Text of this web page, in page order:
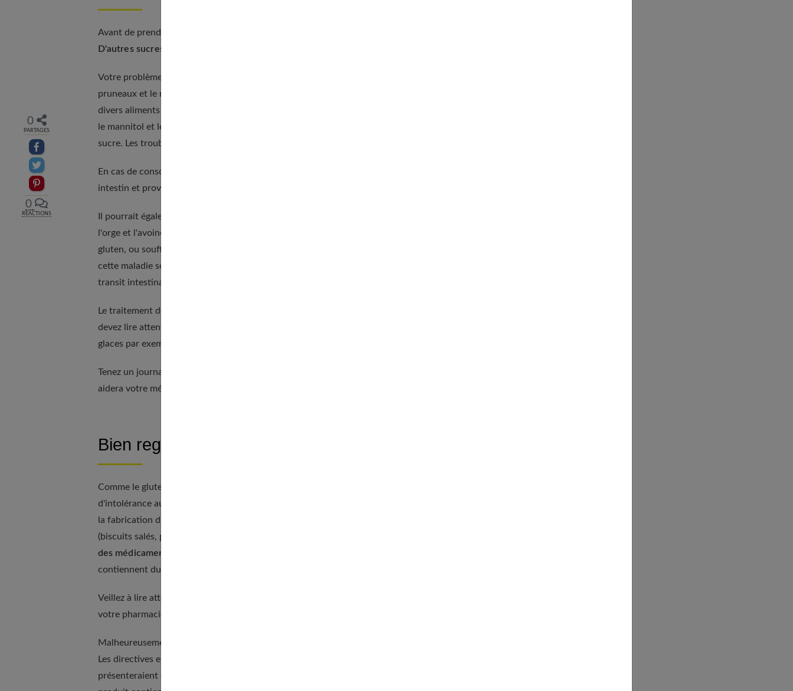
0
PARTAGES
Partager sur facebook
Partager sur Twitter
Epingler sur Pinterest
0
RÉACTIONS
Avant de prendre des mesures radicales, assurez-vous que vous êtes réellement intolérant au lactose.
D'autres sucres que le lactose provoquent parfois ce type de désagréments.
Votre problème pourrait venir du
pruneaux et le raisin. Le fructose entre également dans la composition du sirop de glucose, utilisé dans
divers aliments comme les chewing-gums, les bonbons et les sodas. Les autres suspects sont le sorbitol,
le mannitol et le xylitol, contenus dans les aliments, les boissons ou les chewing-gums allégés ou sans
sucre. Les troubles liés à l'absorption de ces substances sont fréquents.
En cas de consommation excessive, les sucres non absorbés par l'organisme s'accumulent dans le gros
intestin et provoquent les mêmes problèmes que l'intolérance au lactose.
Il pourrait également s'agir d'une
l'orge et l'avoine est une source de problèmes pour de nombreuses personnes. Si vous êtes allergique au
gluten, ou souffrez de la maladie cœliaque, le gluten attaque dans ce cas les intestins. Les symptômes de
cette maladie sont une perte de poids, des ballonnements, des gaz, une faiblesse et des troubles du
transit intestinal.
Le traitement de cette maladie repose sur la suppression totale des aliments à base de gluten. Vous
devez lire attentivement les étiquettes puisque le gluten se cache dans toutes sortes d'aliments, les
glaces par exemple.
Tenez un journal de bord où vous noterez les symptômes associés aux différents aliments ingérés. Cela
aidera votre médecin à établir le diagnostic.
Bien regarder la composition de votre alimentation
Comme le gluten, le lactose est présent dans nombre d'endroits inattendus. Si vous souffrez
d'intolérance au lactose, soyez vigilant. Par exemple,
la fabrication du fromage, contient du lactose et entre dans la composition de nombreux aliments
(biscuits salés, par exemple). Il en est de même du
des médicaments vendus en pharmacie
contiennent du lactose.
Veillez à lire attentivement toutes les étiquettes des aliments et des médicaments, et demandez conseil à
votre pharmacien si vous avez un doute.
Malheureusement, une lecture attentive des étiquettes ne peut suffire à vous protéger complètement.
Les directives en matière d'étiquetage
présenteraient quelques lacunes. Les fabricants peuvent utiliser l'appellation "sans lait", même si le